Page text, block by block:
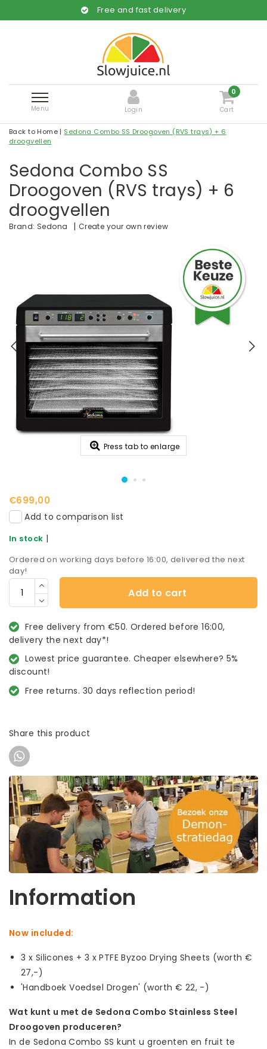
Free and fast delivery
Menu Login
0
Cart
Back to Home | Sedona Combo SS Droogoven (RVS trays) + 6
droogvellen
Sedona Combo SS
Droogoven (RVS trays) + 6
droogvellen
Brand: Sedona | Create your own review
Press tab to enlarge
€699,00
Add to comparison list
In stock |
Ordered on working days before 16:00, delivered the next
day!
Add to cart
Free delivery from €50. Ordered before 16:00,
delivery the next day*!
Lowest price guarantee. Cheaper elsewhere? 5%
discount!
Free returns. 30 days reflection period!
Share this product
Information
Now included:
3 x Silicones + 3 x PTFE Byzoo Drying Sheets (worth €
27,-)
'Handboek Voedsel Drogen' (worth € 22, -)
Wat kunt u met de Sedona Combo Stainless Steel
Droogoven produceren?
In de Sedona Combo SS kunt u groenten en fruit te